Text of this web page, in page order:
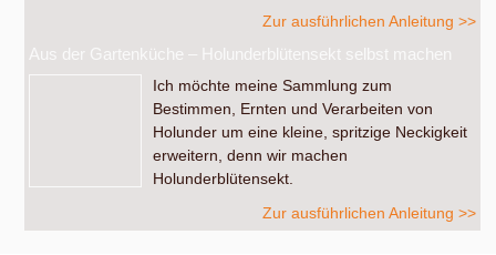
Zur ausführlichen Anleitung >>
Aus der Gartenküche – Holunderblütensekt selbst machen
Ich möchte meine Sammlung zum
Bestimmen, Ernten und Verarbeiten von
Holunder um eine kleine, spritzige Neckigkeit
erweitern, denn wir machen
Holunderblütensekt.
Zur ausführlichen Anleitung >>